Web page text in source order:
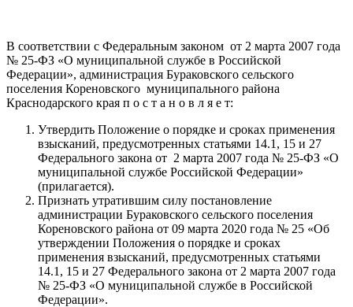
В соответствии с Федеральным законом от 2 марта 2007 года
№ 25-ФЗ «О муниципальной службе в Российской
Федерации», администрация Бураковского сельского
поселения Кореновского муниципального района
Краснодарского края п о с т а н о в л я е т:
Утвердить Положение о порядке и сроках применения
взысканий, предусмотренных статьями 14.1, 15 и 27
Федерального закона от 2 марта 2007 года № 25-ФЗ «О
муниципальной службе Российской Федерации»
(прилагается).
Признать утратившим силу постановление
администрации Бураковского сельского поселения
Кореновского района от 09 марта 2020 года № 25 «Об
утверждении Положения о порядке и сроках
применения взысканий, предусмотренных статьями
14.1, 15 и 27 Федерального закона от 2 марта 2007 года
№ 25-ФЗ «О муниципальной службе в Российской
Федерации».